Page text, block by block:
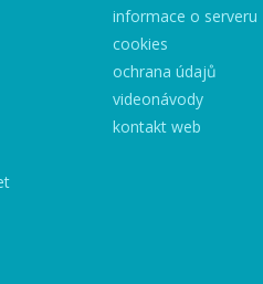
informace o serveru
cookies
ochrana údajů
videonávody
kontakt web